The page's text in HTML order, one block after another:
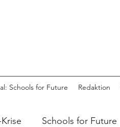
Schools for Future Redaktion
Schools for Future